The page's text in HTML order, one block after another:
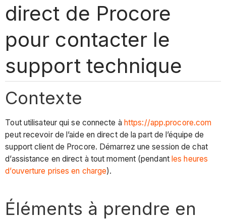
direct de Procore
pour contacter le
support technique
Contexte
Tout utilisateur qui se connecte à https://app.procore.com
peut recevoir de l’aide en direct de la part de l’équipe de
support client de Procore. Démarrez une session de chat
d’assistance en direct à tout moment (pendant les heures
d’ouverture prises en charge).
Éléments à prendre en